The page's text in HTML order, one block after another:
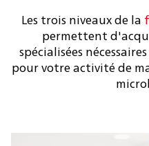
Les trois niveaux de la
permettent
spécialisées
pour votre activité de